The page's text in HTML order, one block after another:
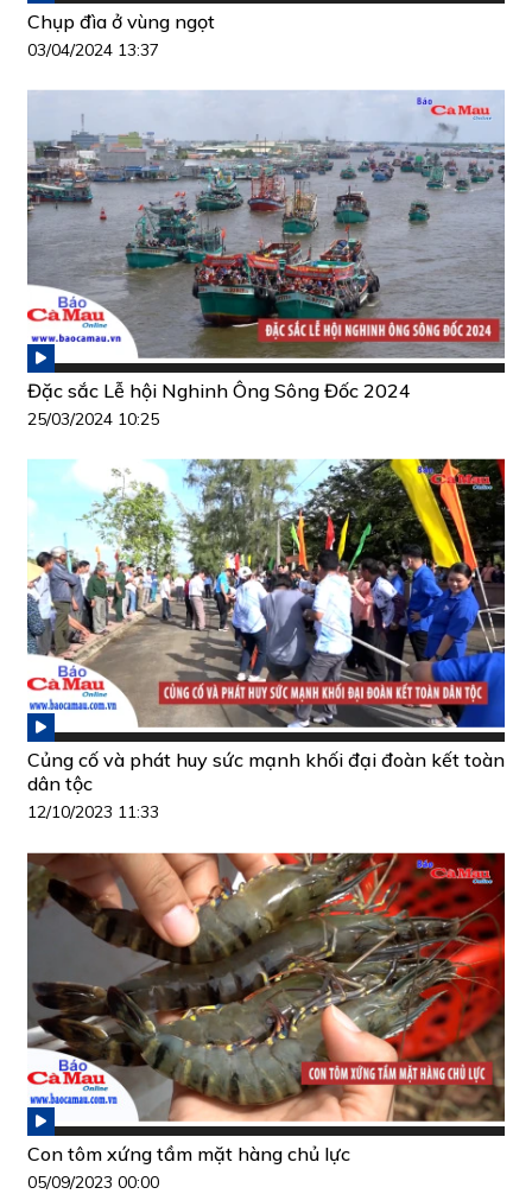
Chụp đìa ở vùng ngọt
03/04/2024 13:37
Đặc sắc Lễ hội Nghinh Ông Sông Đốc 2024
25/03/2024 10:25
Củng cố và phát huy sức mạnh khối đại đoàn kết toàn
dân tộc
12/10/2023 11:33
Con tôm xứng tầm mặt hàng chủ lực
05/09/2023 00:00